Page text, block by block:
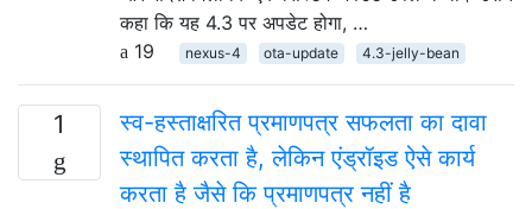
कहा कि यह 4.3 पर अपडेट होगा, …
19
nexus-4 ota-update 4.3-jelly-bean
1
स्व-हस्ताक्षरित प्रमाणपत्र सफलता का दावा
स्थापित करता है, लेकिन एंड्रॉइड ऐसे कार्य
करता है जैसे कि प्रमाणपत्र नहीं है